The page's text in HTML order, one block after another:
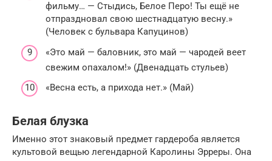
фильму… — Стыдись, Белое Перо! Ты ещё не
отпраздновал свою шестнадцатую весну.»
(Человек с бульвара Капуцинов)
«Это май — баловник, это май — чародей веет
свежим опахалом!» (Двенадцать стульев)
«Весна есть, а прихода нет.» (Май)
Белая блузка
Именно этот знаковый предмет гардероба является
культовой вещью легендарной Каролины Эрреры. Она